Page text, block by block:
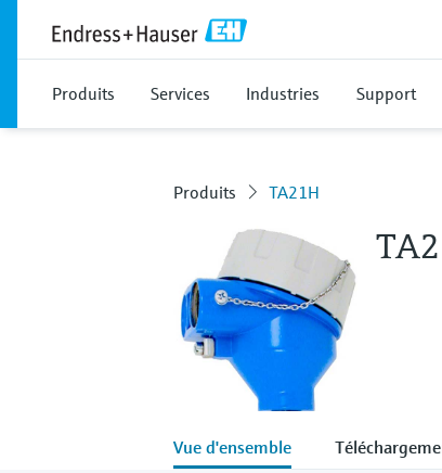
Produits Services Industries Support
Produits TA21H
Vue d'ensemble